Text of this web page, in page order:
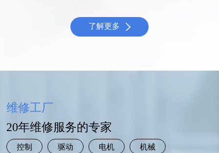
了解更多
维修工厂
20年维修服务的专家
控制 驱动 电机 机械